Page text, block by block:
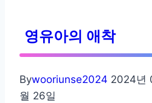
동
기
의
영유아의 애착
Bywooriunse2024 2024년
월 26일